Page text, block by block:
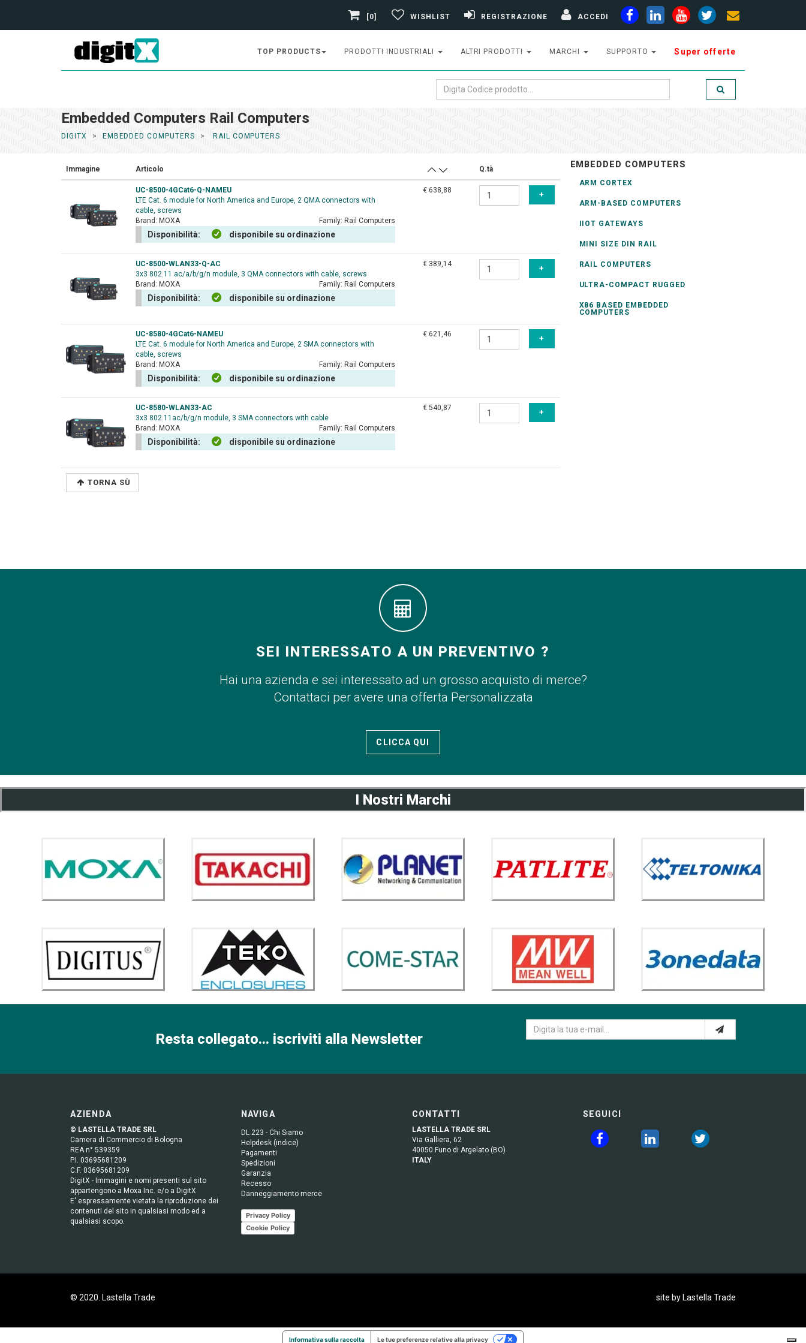
[0] WISHLIST REGISTRAZIONE ACCEDI
TOP PRODUCTS PRODOTTI INDUSTRIALI ALTRI PRODOTTI MARCHI SUPPORTO Super offerte
Embedded Computers Rail Computers
DIGITX EMBEDDED COMPUTERS RAIL COMPUTERS
Immagine Articolo Q.tà
UC-8500-4GCat6-Q-NAMEU
LTE Cat. 6 module for North America and Europe, 2 QMA connectors with
cable, screws
Brand: MOXA Family: Rail Computers
Disponibilità: disponibile su ordinazione
€ 638,88
UC-8500-WLAN33-Q-AC
3x3 802.11 ac/a/b/g/n module, 3 QMA connectors with cable, screws
Brand: MOXA Family: Rail Computers
Disponibilità: disponibile su ordinazione
€ 389,14
UC-8580-4GCat6-NAMEU
LTE Cat. 6 module for North America and Europe, 2 SMA connectors with
cable, screws
Brand: MOXA Family: Rail Computers
Disponibilità: disponibile su ordinazione
€ 621,46
UC-8580-WLAN33-AC
3x3 802.11ac/b/g/n module, 3 SMA connectors with cable
Brand: MOXA Family: Rail Computers
Disponibilità: disponibile su ordinazione
€ 540,87
TORNA SÙ
EMBEDDED COMPUTERS
ARM CORTEX
ARM-BASED COMPUTERS
IIOT GATEWAYS
MINI SIZE DIN RAIL
RAIL COMPUTERS
ULTRA-COMPACT RUGGED
X86 BASED EMBEDDED
COMPUTERS
SEI INTERESSATO A UN PREVENTIVO ?
Hai una azienda e sei interessato ad un grosso acquisto di merce?
Contattaci per avere una offerta Personalizzata
CLICCA QUI
I Nostri Marchi
Resta collegato... iscriviti alla Newsletter
AZIENDA
© LASTELLA TRADE SRL
Camera di Commercio di Bologna
REA n° 539359
P.I. 03695681209
C.F. 03695681209
DigitX - Immagini e nomi presenti sul sito
appartengono a Moxa Inc. e/o a DigitX
E' espressamente vietata la riproduzione dei
contenuti del sito in qualsiasi modo ed a
qualsiasi scopo.
NAVIGA
DL 223 - Chi Siamo
Helpdesk (indice)
Pagamenti
Spedizioni
Garanzia
Recesso
Danneggiamento merce
Privacy Policy
Cookie Policy
CONTATTI
LASTELLA TRADE SRL
Via Galliera, 62
40050 Funo di Argelato (BO)
ITALY
SEGUICI
© 2020. Lastella Trade site by Lastella Trade
Informativa sulla raccolta Le tue preferenze relative alla privacy